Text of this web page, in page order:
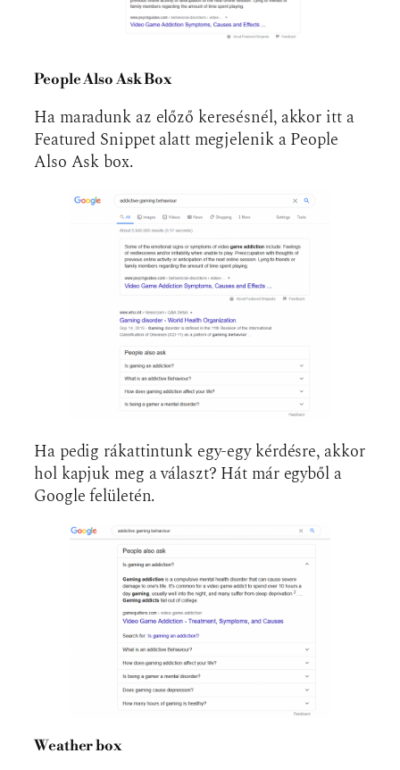
People Also Ask Box
Ha maradunk az előző keresésnél, akkor itt a
Featured Snippet alatt megjelenik a People
Also Ask box.
Ha pedig rákattintunk egy-egy kérdésre, akkor
hol kapjuk meg a választ? Hát már egyből a
Google felületén.
Weather box